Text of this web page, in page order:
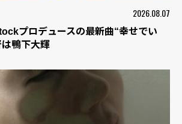
2026.08.07
プロデュースの最新曲“幸せでい
鴨下大輝